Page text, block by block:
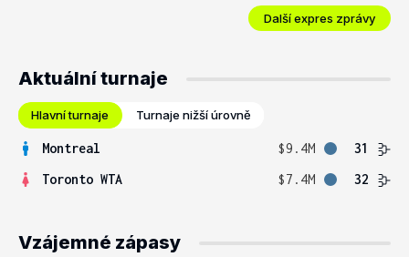
Další expres zprávy
Aktuální turnaje
Hlavní turnaje Turnaje nižší úrovně
Montreal $9.4M
31
Toronto WTA
$7.4M 32
Vzájemné zápasy